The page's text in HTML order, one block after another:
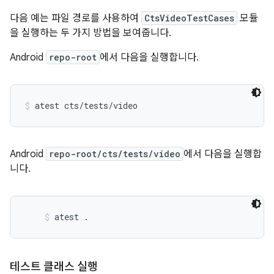
다음 예는 파일 경로를 사용하여 CtsVideoTestCases 모듈
을 실행하는 두 가지 방법을 보여줍니다.
Android
repo-root 에서 다음을 실행합니다.
atest cts/tests/video
Android repo-root/cts/tests/video 에서 다음을 실행합
니다.
atest .
테스트 클래스 실행